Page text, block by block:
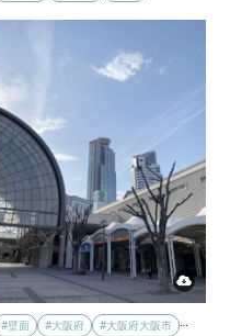
#壁面 #大阪府 #大阪府大阪市 …